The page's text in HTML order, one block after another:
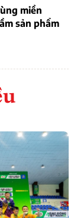
miền
sản phẩm